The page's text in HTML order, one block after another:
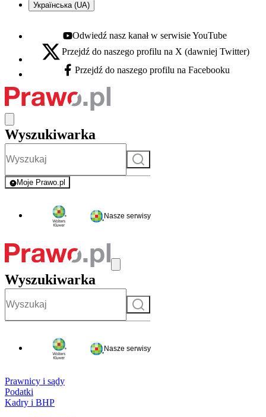
Українська (UA)
Youtube - otwiera się w nowej karcie
Odwiedź nasz kanał w serwisie YouTube
X - otwiera się w nowej karcie
Przejdź do naszego profilu na X (dawniej Twitter)
Facebook - otwiera się w nowej karcie
Przejdź do naszego profilu na Facebooku
Wyszukiwarka
Szukaj
Moje Prawo.pl
- rejestracja i logowanie do serwisu
Nasze serwisy
Wyszukiwarka
Szukaj
Nasze serwisy
Prawnicy i sądy
Podatki
Kadry i BHP